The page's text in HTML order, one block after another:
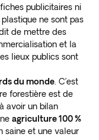
publicitaires ni
ne sont pas
de mettre des
et la
lieux publics sont
du monde . C’est
forestière est de
avoir un bilan
agriculture 100 %
saine et une valeur